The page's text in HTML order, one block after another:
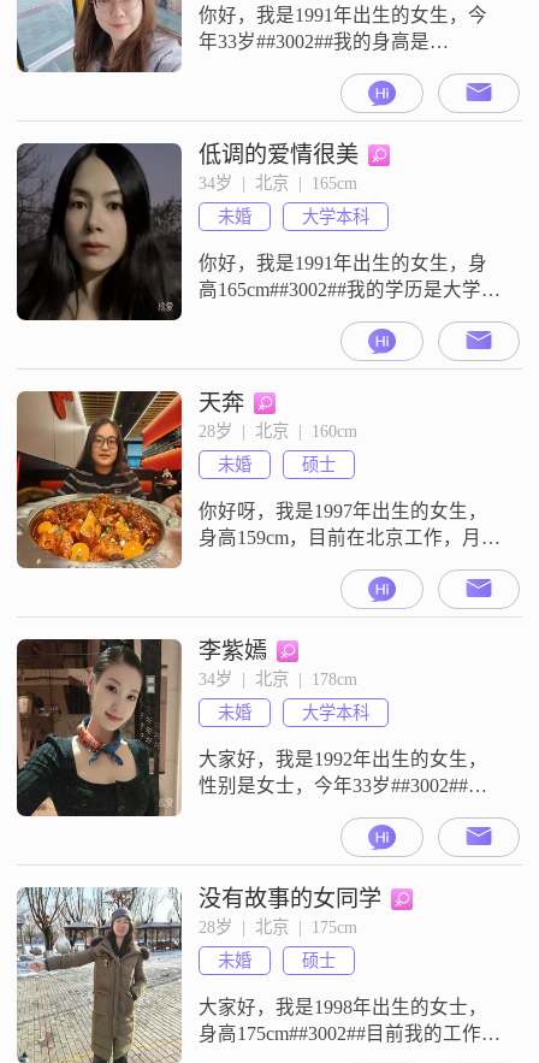
你好，我是1991年出生的女生，今
年33岁##3002##我的身高是
163cm##3002##目前我的工作地点在
北京，月收入在12001到20000元这
个区间##3002##我的学历是硕士
##3002##关于我的性格，我是一个
开朗爱笑的人，平时也比较善解人
意##3002##生活中我保持乐观积极
的态度，不过内心也有细腻敏
低调的爱情很美
34岁  |  北京  |  165cm
未婚
大学本科
你好，我是1991年出生的女生，身
高165cm##3002##我的学历是大学本
之间，工作地在中国##3002##我的
性格比较善解人意，独立自信，平
时是个乐观积极的人##3002##心思
比较细腻敏感，富有同理心，待人
真诚可靠##3002##我比较享受当下
的生活状态，同时也追求事业上
天奔
28岁  |  北京  |  160cm
未婚
硕士
你好呀，我是1997年出生的女生，
身高159cm，目前在北京工作，月收
历是硕士##3002##我这个人平时比
较真诚可靠，觉得相处里真诚是很
重要的，有什么想法都会直接说，
不喜欢绕弯子##3002##平时有空的
时候喜欢去游泳，是个游泳爱好
者，游泳的时候感觉整个人都挺放
松的##3002
李紫嫣
34岁  |  北京  |  178cm
未婚
大学本科
大家好，我是1992年出生的女生，
性别是女士，今年33岁##3002##我
作，学历是大学本科##3002##我的
月收入在12001元到20000元之间
##3002##在性格和观念上，我属于
独立自信的类型，情绪比较稳定，
平时心态是乐观积极的##3002##我
很看重真诚沟通，觉得两个人相处
没有故事的女同学
28岁  |  北京  |  175cm
未婚
硕士
大家好，我是1998年出生的女士，
身高175cm##3002##目前我的工作地